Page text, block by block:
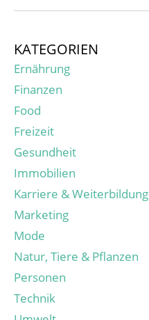
KATEGORIEN
Ernährung
Finanzen
Food
Freizeit
Gesundheit
Immobilien
Karriere & Weiterbildung
Marketing
Mode
Natur, Tiere & Pflanzen
Personen
Technik